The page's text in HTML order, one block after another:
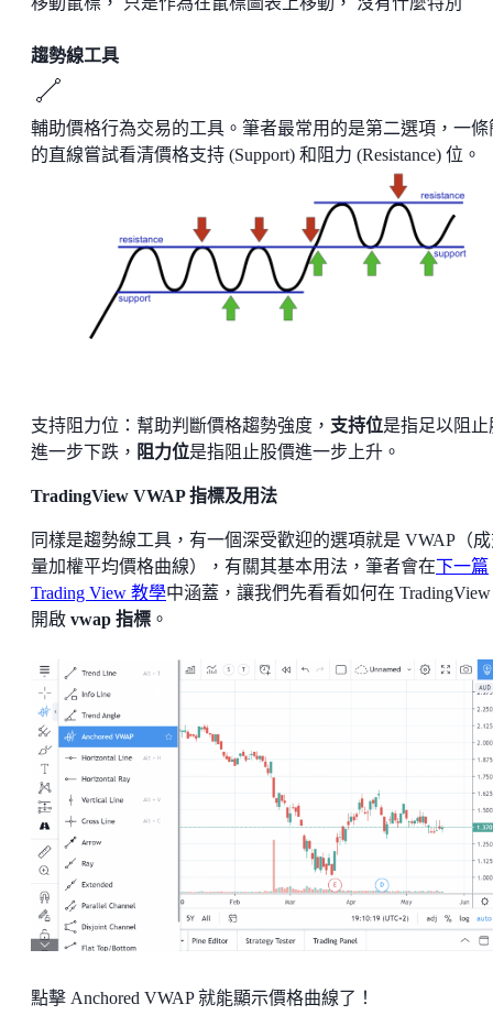
趨勢線工具
輔助價格行為交易的工具。筆者最常用的是第二選項，一條
的直線嘗試看清價格支持 (Support) 和阻力 (Resistance) 位。
支持阻力位：幫助判斷價格趨勢強度， 支持位是指足以阻止
進一步下跌， 阻力位是指阻止股價進一步上升。
TradingView VWAP 指標及用法
同樣是趨勢線工具，有一個深受歡迎的選項就是 VWAP（
量加權平均價格曲線），有關其基本用法，筆者會在下一篇
Trading View 教學中涵蓋，讓我們先看看如何在
開啟 vwap 指標 。
點擊 Anchored VWAP 就能顯示價格曲線了！